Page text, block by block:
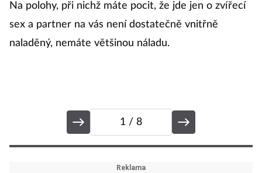
Na polohy, při nichž máte pocit, že jde jen o zvířecí
sex a partner na vás není dostatečně vnitřně
naladěný, nemáte většinou náladu.
1 / 8